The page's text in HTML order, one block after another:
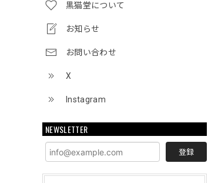
黒猫堂について
お知らせ
お問い合わせ
X
Instagram
NEWSLETTER
登録